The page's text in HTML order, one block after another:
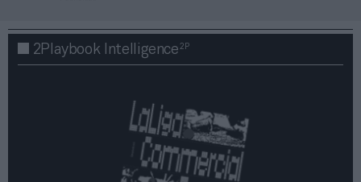
2Playbook Intelligence2P